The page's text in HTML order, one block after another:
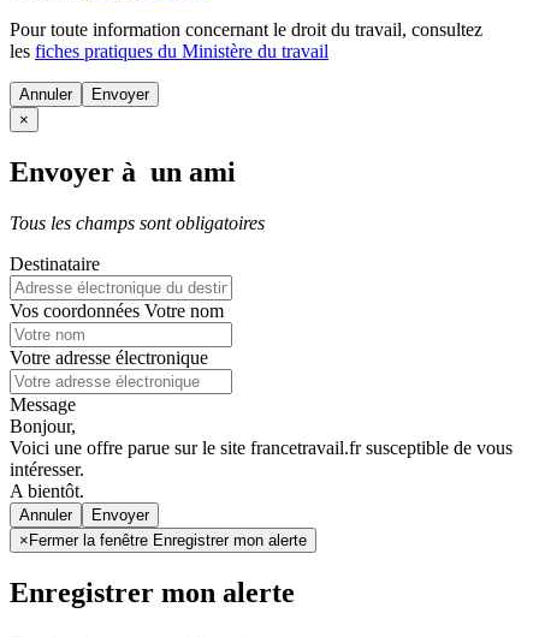
Pour toute information concernant le droit du travail, consultez
les fiches pratiques du Ministère du travail
Annuler
×
Envoyer à un ami
Tous les champs sont obligatoires
Destinataire
Vos coordonnées Votre nom
Votre adresse électronique
Message
Bonjour,
Voici une offre parue sur le site francetravail.fr susceptible de vous
intéresser.
A bientôt.
Annuler
× Fermer la fenêtre Enregistrer mon alerte
Enregistrer mon alerte